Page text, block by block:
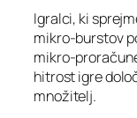
Igralci, ki
mikro‑burstov
hitrost igre
množitelj.